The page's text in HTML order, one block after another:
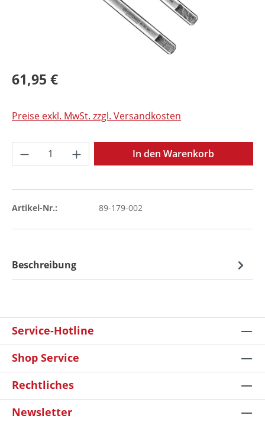
61,95 €
Preise exkl. MwSt. zzgl. Versandkosten
Produkt Anzahl: Gib den gewünschten
In den Warenkorb
Artikel-Nr.: 89-179-002
Beschreibung
Service-Hotline
Shop Service
Rechtliches
Newsletter